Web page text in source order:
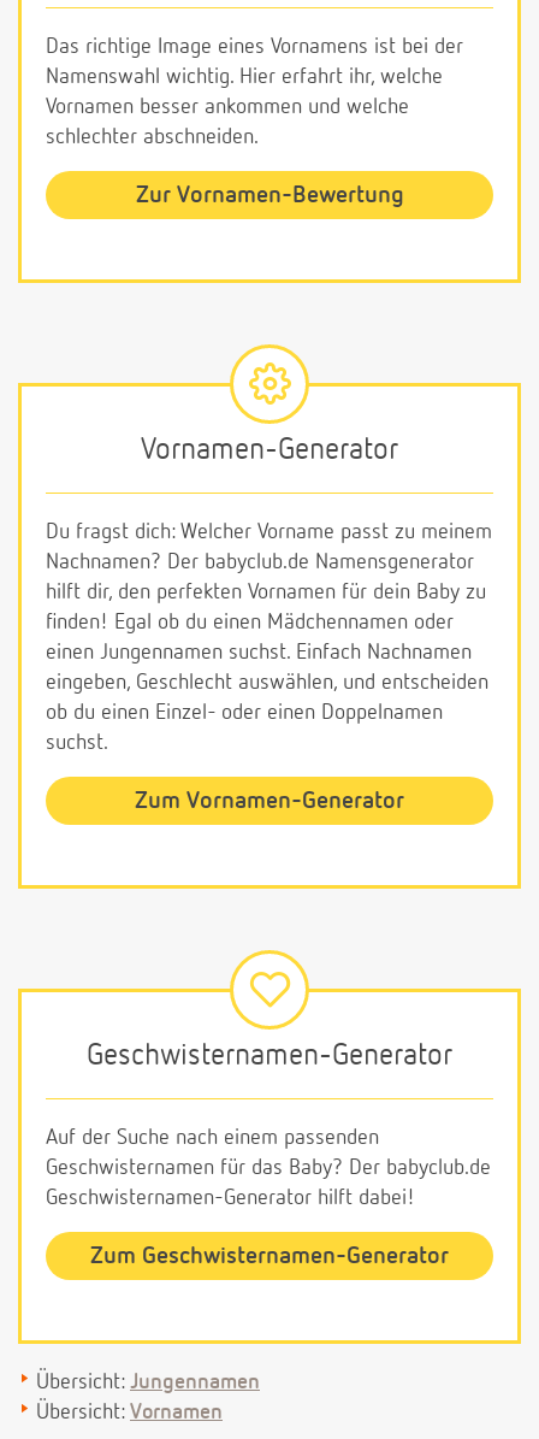
Das richtige Image eines Vornamens ist bei der
Namenswahl wichtig. Hier erfahrt ihr, welche
Vornamen besser ankommen und welche
schlechter abschneiden.
Zur Vornamen-Bewertung
Vornamen-Generator
Du fragst dich: Welcher Vorname passt zu meinem
Nachnamen? Der babyclub.de Namensgenerator
hilft dir, den perfekten Vornamen für dein Baby zu
finden! Egal ob du einen Mädchennamen oder
einen Jungennamen suchst. Einfach Nachnamen
eingeben, Geschlecht auswählen, und entscheiden
ob du einen Einzel- oder einen Doppelnamen
suchst.
Zum Vornamen-Generator
Geschwisternamen-Generator
Auf der Suche nach einem passenden
Geschwisternamen für das Baby? Der babyclub.de
Geschwisternamen-Generator hilft dabei!
Zum Geschwisternamen-Generator
Übersicht: Jungennamen
Übersicht: Vornamen